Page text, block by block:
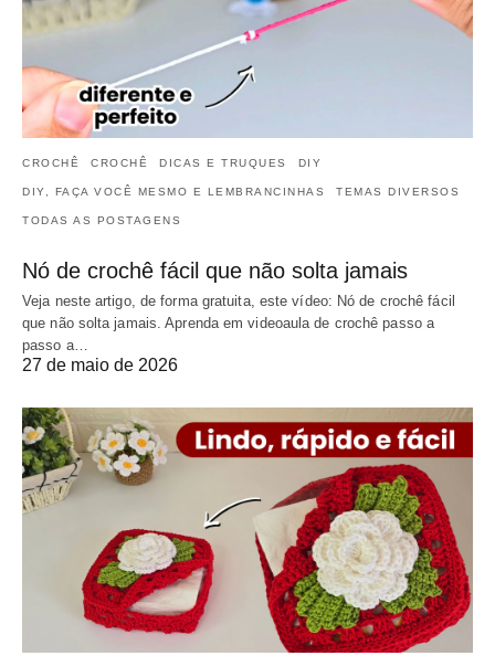
CROCHÊ CROCHÊ DICAS E TRUQUES DIY
DIY, FAÇA VOCÊ MESMO E LEMBRANCINHAS TEMAS DIVERSOS
TODAS AS POSTAGENS
Nó de crochê fácil que não solta jamais
Veja neste artigo, de forma gratuita, este vídeo: Nó de crochê fácil
que não solta jamais. Aprenda em videoaula de crochê passo a
passo a…
27 de maio de 2026